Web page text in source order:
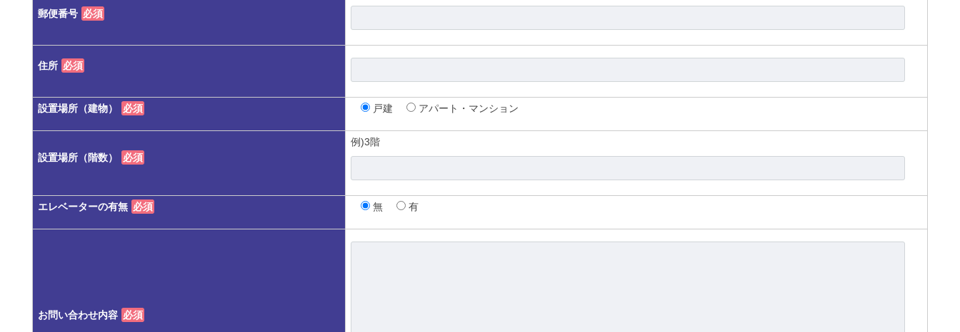
郵便番号 必須
住所 必須
設置場所（建物） 必須 戸建 アパート・マンション
設置場所（階数） 必須
例)3階
エレベーターの有無 必須 無 有
お問い合わせ内容 必須